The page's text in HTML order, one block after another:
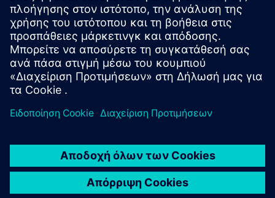
Το πακέτο Drivetrain Analyzer Cloud 200 Assets
περιλαμβάνει 200 μονάδες συμβάντων που περιέχουν
1000 συμβάντα το καθένα.